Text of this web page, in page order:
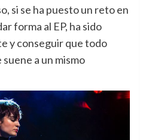
si se ha puesto un reto en
forma al EP, ha sido
y conseguir que todo
a un mismo